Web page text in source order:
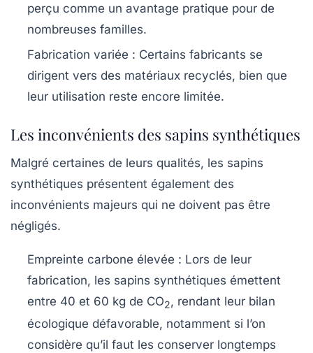
perçu comme un avantage pratique pour de
nombreuses familles.
Fabrication variée : Certains fabricants se
dirigent vers des matériaux recyclés, bien que
leur utilisation reste encore limitée.
Les inconvénients des sapins synthétiques
Malgré certaines de leurs qualités, les sapins
synthétiques présentent également des
inconvénients majeurs qui ne doivent pas être
négligés.
Empreinte carbone élevée : Lors de leur
fabrication, les sapins synthétiques émettent
entre 40 et 60 kg de CO2, rendant leur bilan
écologique défavorable, notamment si l’on
considère qu’il faut les conserver longtemps